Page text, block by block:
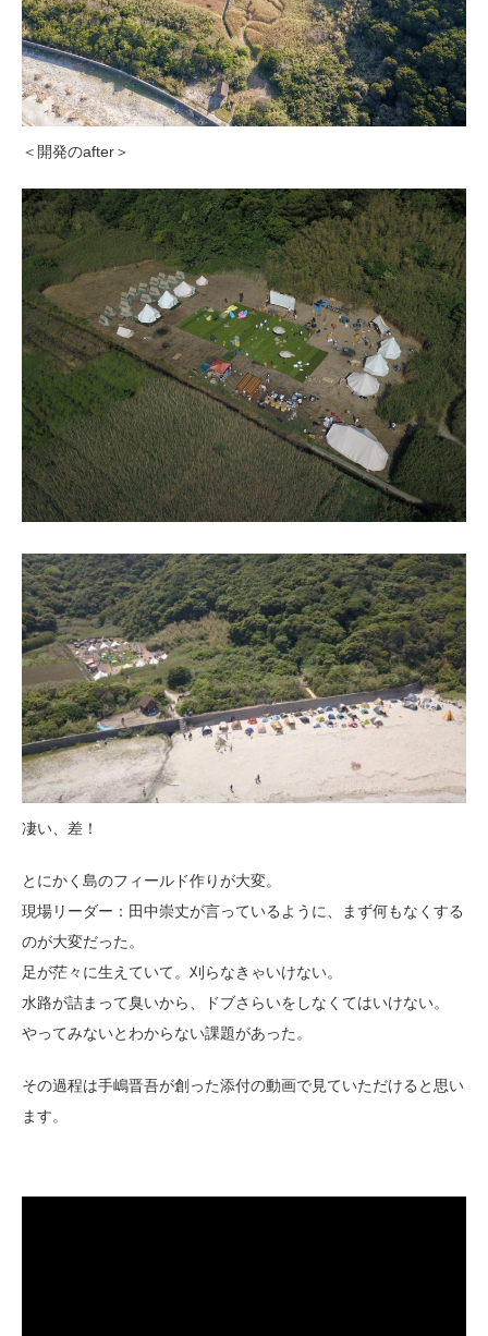
＜開発のafter＞
凄い、差！
とにかく島のフィールド作りが大変。
現場リーダー：田中崇丈が言っているように、まず何もなくする
のが大変だった。
足が茫々に生えていて。刈らなきゃいけない。
水路が詰まって臭いから、ドブさらいをしなくてはいけない。
やってみないとわからない課題があった。
その過程は手嶋晋吾が創った添付の動画で見ていただけると思い
ます。